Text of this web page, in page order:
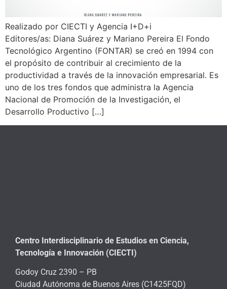
Realizado por CIECTI y Agencia I+D+i
Editores/as: Diana Suárez y Mariano Pereira El Fondo
Tecnológico Argentino (FONTAR) se creó en 1994 con
el propósito de contribuir al crecimiento de la
productividad a través de la innovación empresarial. Es
uno de los tres fondos que administra la Agencia
Nacional de Promoción de la Investigación, el
Desarrollo Productivo […]
Centro Interdisciplinario de Estudios en Ciencia,
Tecnología e Innovación (CIECTI)
Godoy Cruz 2390 – PB
Ciudad Autónoma de Buenos Aires (C1425FQD)